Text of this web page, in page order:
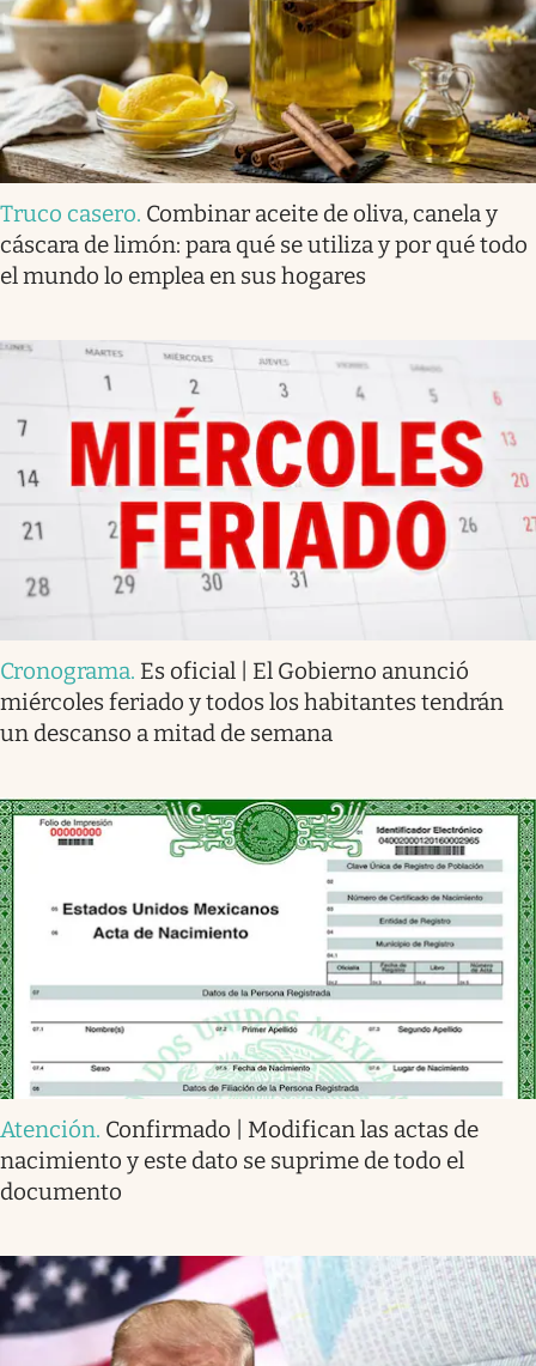
Truco casero. Combinar aceite de oliva, canela y
cáscara de limón: para qué se utiliza y por qué todo
el mundo lo emplea en sus hogares
Cronograma. Es oficial | El Gobierno anunció
miércoles feriado y todos los habitantes tendrán
un descanso a mitad de semana
Atención. Confirmado | Modifican las actas de
nacimiento y este dato se suprime de todo el
documento